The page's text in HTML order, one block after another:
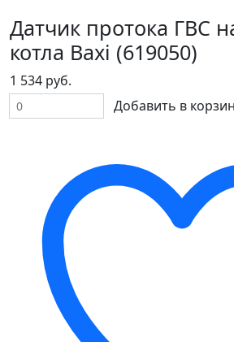
Датчик протока ГВС
котла Baxi (619050)
1 534 руб.
Добавить в